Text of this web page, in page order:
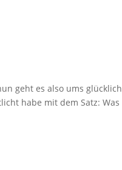
geht es also ums glücklich
habe mit dem Satz: Was